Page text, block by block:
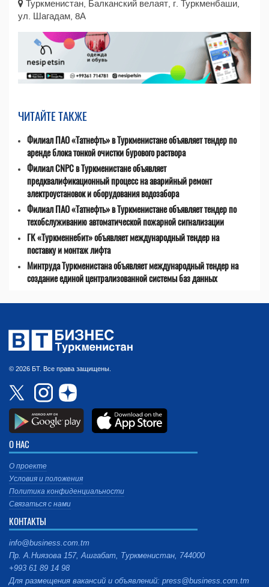
Туркменистан, Балканский велаят, г. Туркменбаши,
ул. Шагадам, 8А
ЧИТАЙТЕ ТАКЖЕ
Филиал ПАО «Татнефть» в Туркменистане объявляет тендер по
аренде блока тонкой очистки бурового раствора
Филиал CNPC в Туркменистане объявляет
предквалификационный процесс на аварийный ремонт
электроустановок и оборудования водозабора
Филиал ПАО «Татнефть» в Туркменистане объявляет тендер по
техобслуживанию автоматической пожарной сигнализации
ГК «Туркменнебит» объявляет международный тендер на
поставку и монтаж лифта
Минтруда Туркменистана объявляет международный тендер на
создание единой централизованной системы баз данных
© 2026 БТ. Все права защищены.
О НАС
О проекте
Условия и положения
Политика конфиденциальности
Связаться с нами
КОНТАКТЫ
info@business.com.tm
Пр. А.Ниязова 157, Ашгабат, Туркменистан, 744000
+993 61 89 14 98
Для размещения вакансий и объявлений: press@business.com.tm